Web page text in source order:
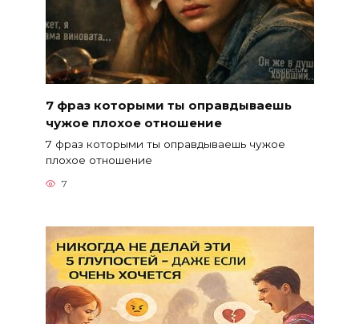
7 фраз которыми ты оправдываешь
чужое плохое отношение
7 фраз которыми ты оправдываешь чужое
плохое отношение
7